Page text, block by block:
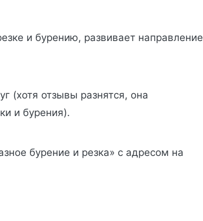
и бурению, развивает направление
(хотя отзывы разнятся, она
и бурения).
бурение и резка» с адресом на